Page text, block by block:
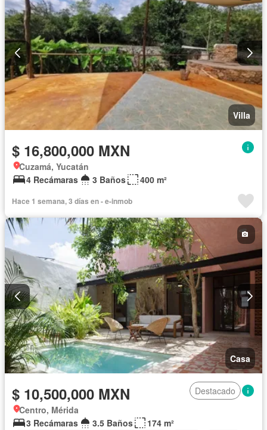
Villa
$ 16,800,000 MXN
Cuzamá, Yucatán
4 Recámaras
3 Baños 400 m²
Hace 1 semana, 3 días en - e-inmob
Casa
$ 10,500,000 MXN
Destacado
Centro, Mérida
3 Recámaras
3.5 Baños
174 m²